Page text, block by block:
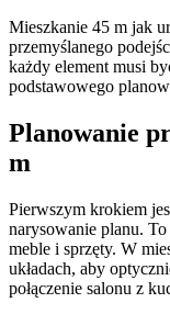
Mieszkanie 45 m jak
przemyślanego
każdy element musi
podstawowego
Planowanie
m
Pierwszym krokiem
narysowanie planu.
meble i sprzęty. W
układach, aby
połączenie salonu z